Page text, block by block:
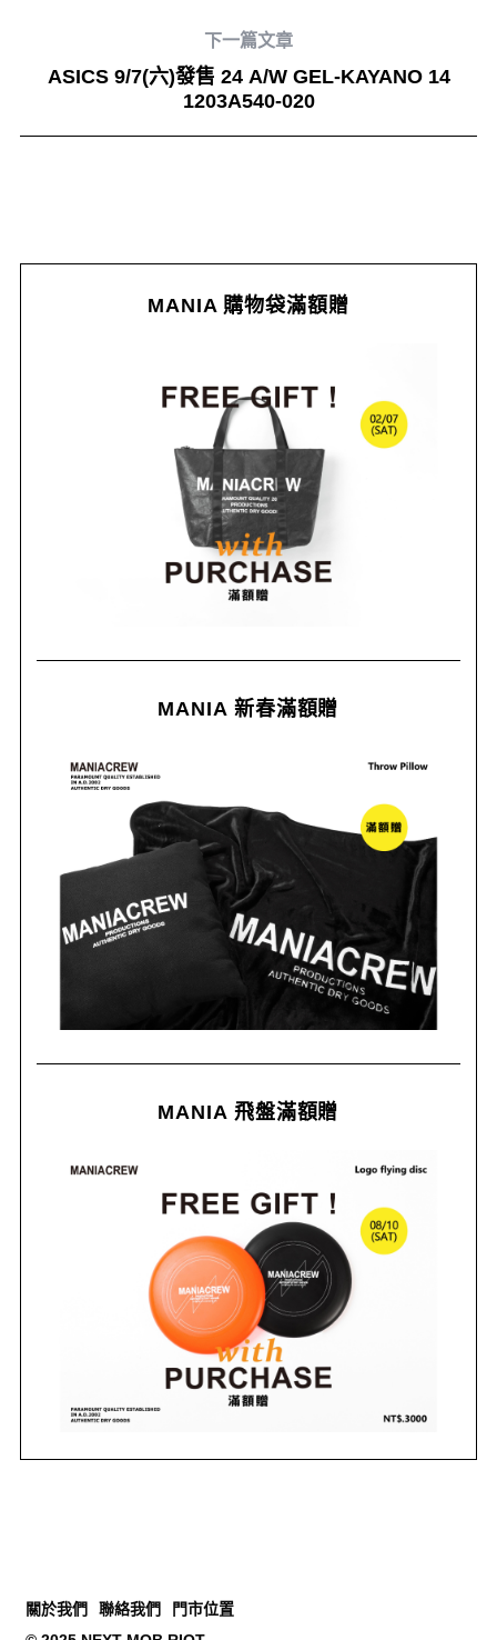
下一篇文章
ASICS 9/7(六)發售 24 A/W GEL-KAYANO 14
1203A540-020
MANIA 購物袋滿額贈
MANIA 新春滿額贈
MANIA 飛盤滿額贈
關於我們 聯絡我們
門市位置